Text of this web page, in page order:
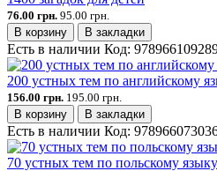
76.00 грн. 95.00 грн.
В корзину
В закладки
Есть в наличии Код:
200 устных тем по английскому
156.00 грн. 195.00 грн.
В корзину
В закладки
Есть в наличии Код:
70 устных тем по польскому языку